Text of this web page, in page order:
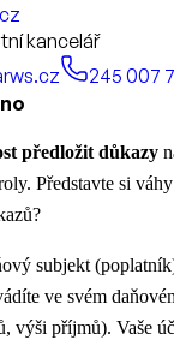
kancelář
245 007
předložit důkazy
Představte si
subjekt
ve svém
výši příjmů). Vaše